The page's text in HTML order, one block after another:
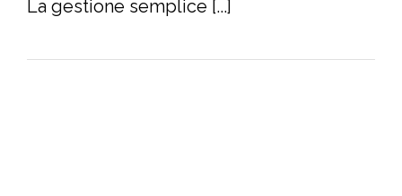
La gestione semplice [...]